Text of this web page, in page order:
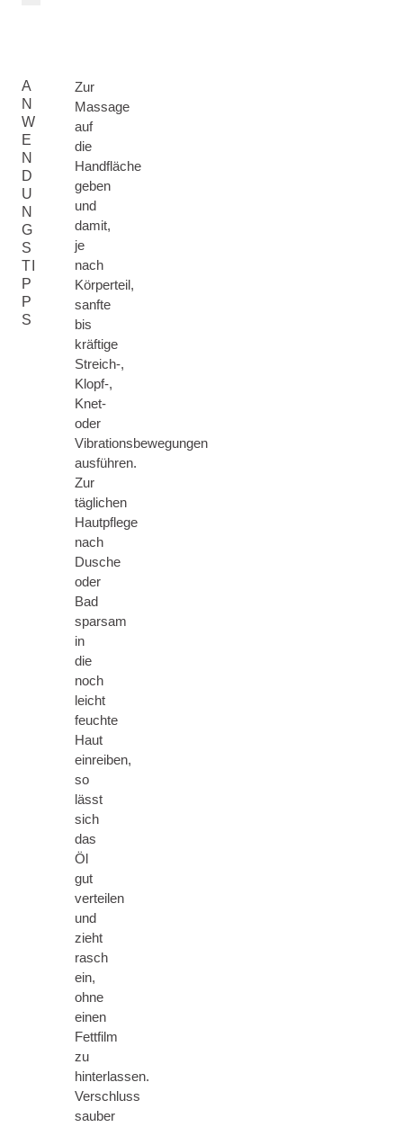
A
N
W
E
N
D
U
N
G
S
TI
P
P
S
Zur
Massage
auf
die
Handfläche
geben
und
damit,
je
nach
Körperteil,
sanfte
bis
kräftige
Streich-,
Klopf-,
Knet-
oder
Vibrationsbewegungen
ausführen.
Zur
täglichen
Hautpflege
nach
Dusche
oder
Bad
sparsam
in
die
noch
leicht
feuchte
Haut
einreiben,
so
lässt
sich
das
Öl
gut
verteilen
und
zieht
rasch
ein,
ohne
einen
Fettfilm
zu
hinterlassen.
Verschluss
sauber